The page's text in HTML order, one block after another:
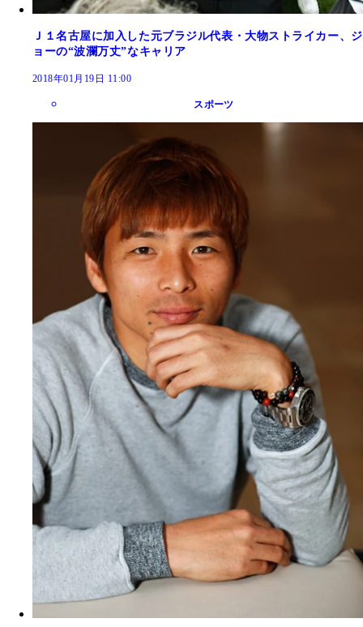
Ｊ１名古屋に加入した元ブラジル代表・大物ストライカー、ジ
ョーの“波瀾万丈”なキャリア
2018年01月19日 11:00
スポーツ